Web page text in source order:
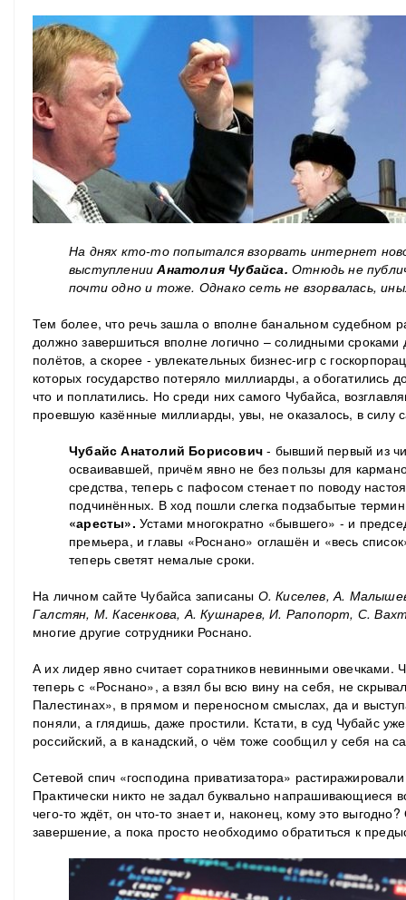
На днях кто-то попытался взорвать интернет
выступленииАнатолия Чубайса. Отнюдь не
почти одно и тоже. Однако сеть не взорвалась,
Тем более, что речь зашла о вполне банальном судебном
должно завершиться вполне логично – солидными сроками
полётов, а скорее - увлекательных бизнес-игр с
которых государство потеряло миллиарды, а обогатились
что и поплатились. Но среди них самого Чубайса,
проевшую казённые миллиарды, увы, не оказалось, в силу
Чубайс Анатолий Борисович- бывший первый из
осваивавшей, причём явно не без пользы для
средства, теперь с пафосом стенает по поводу
подчинённых. В ход пошли слегка подзабытые
«аресты». Устами многократно «бывшего» - и
премьера, и главы «Роснано» оглашён и «весь
теперь светят немалые сроки.
На личном сайте Чубайса записаны О. Киселев, А.
Галстян, М. Касенкова, А. Кушнарев, И. Рапопорт, С.
многие другие сотрудники Роснано.
А их лидер явно считает соратников невинными
теперь с «Роснано», а взял бы всю вину на себя, не
Палестинах», в прямом и переносном смыслах, да и
поняли, а глядишь, даже простили. Кстати, в суд Чубайс
российский, а в канадский, о чём тоже сообщил у себя на
Сетевой спич «господина приватизатора»
Практически никто не задал буквально напрашивающиеся
чего-то ждёт, он что-то знает и, наконец, кому это
завершение, а пока просто необходимо обратиться к